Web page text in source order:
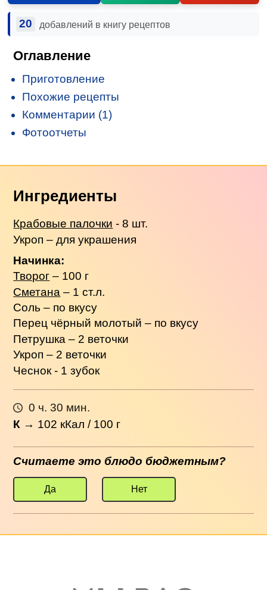
20 добавлений в книгу рецептов
Оглавление
Приготовление
Похожие рецепты
Комментарии (1)
Фотоотчеты
Ингредиенты
Крабовые палочки - 8 шт.
Укроп – для украшения
Начинка:
Творог – 100 г
Сметана – 1 ст.л.
Соль – по вкусу
Перец чёрный молотый – по вкусу
Петрушка – 2 веточки
Укроп – 2 веточки
Чеснок - 1 зубок
0 ч. 30 мин.
К → 102 кКал / 100 г
Считаете это блюдо бюджетным?
Да Нет